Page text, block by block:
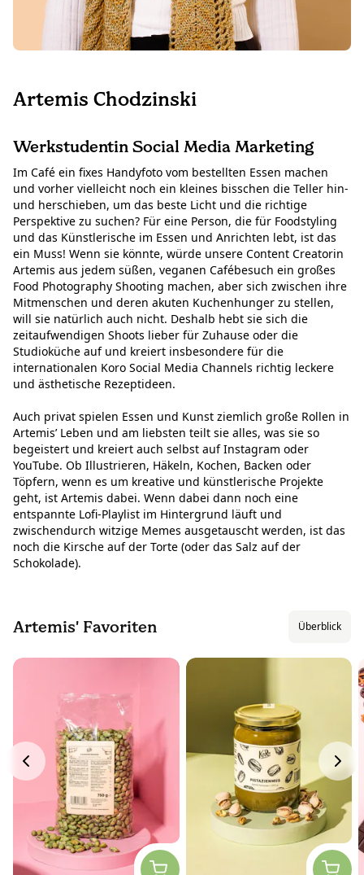
Artemis Chodzinski
Werkstudentin Social Media Marketing
Im Café ein fixes Handyfoto vom bestellten Essen machen
und vorher vielleicht noch ein kleines bisschen die Teller hin-
und herschieben, um das beste Licht und die richtige
Perspektive zu suchen? Für eine Person, die für Foodstyling
und das Künstlerische im Essen und Anrichten lebt, ist das
ein Muss! Wenn sie könnte, würde unsere Content Creatorin
Artemis aus jedem süßen, veganen Cafébesuch ein großes
Food Photography Shooting machen, aber sich zwischen ihre
Mitmenschen und deren akuten Kuchenhunger zu stellen,
will sie natürlich auch nicht. Deshalb hebt sie sich die
zeitaufwendigen Shoots lieber für Zuhause oder die
Studioküche auf und kreiert insbesondere für die
internationalen Koro Social Media Channels richtig leckere
und ästhetische Rezeptideen.
Auch privat spielen Essen und Kunst ziemlich große Rollen in
Artemis’ Leben und am liebsten teilt sie alles, was sie so
begeistert und kreiert auch selbst auf Instagram oder
YouTube. Ob Illustrieren, Häkeln, Kochen, Backen oder
Töpfern, wenn es um kreative und künstlerische Projekte
geht, ist Artemis dabei. Wenn dabei dann noch eine
entspannte Lofi-Playlist im Hintergrund läuft und
zwischendurch witzige Memes ausgetauscht werden, ist das
noch die Kirsche auf der Torte (oder das Salz auf der
Schokolade).
Artemis' Favoriten Überblick